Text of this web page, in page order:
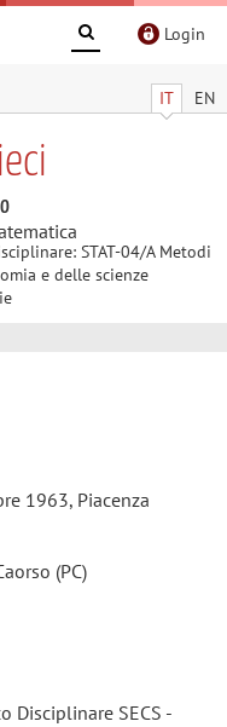
Login
IT EN
STAT-04/A Metodi
e delle scienze
1963, Piacenza
(PC)
Disciplinare SECS -